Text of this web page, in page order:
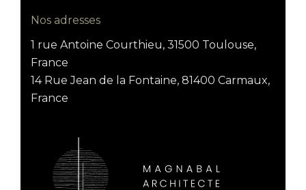
Nos adresses
1 rue Antoine Courthieu, 31500 Toulouse,
France
14 Rue Jean de la Fontaine, 81400 Carmaux,
France